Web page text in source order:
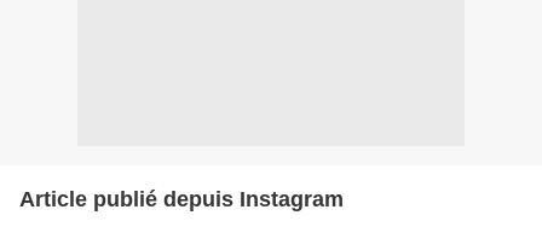
Article publié depuis Instagram